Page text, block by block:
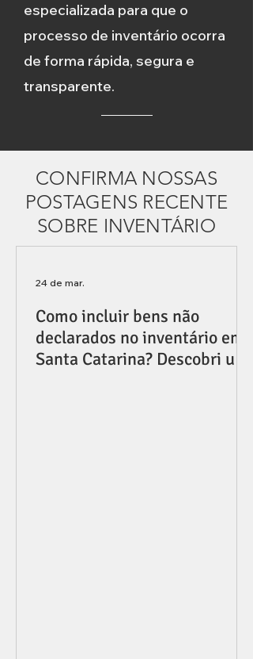
especializada para que o
processo de inventário ocorra
de forma rápida, segura e
transparente.
CONFIRMA NOSSAS
POSTAGENS RECENTE
SOBRE INVENTÁRIO
Como incluir bens não
declarados no inventário em
Santa Catarina? Descobri um
24 de mar.